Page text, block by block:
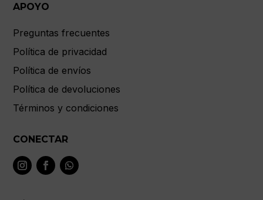
APOYO
Preguntas frecuentes
Política de privacidad
Política de envíos
Política de devoluciones
Términos y condiciones
CONECTAR